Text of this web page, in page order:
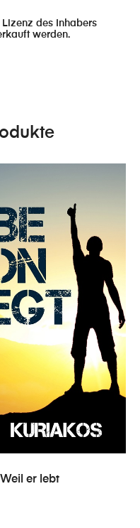
des Inhabers
werden.
er lebt